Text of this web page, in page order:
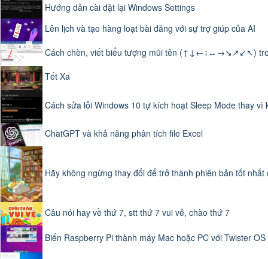
Hướng dẫn cài đặt lại Windows Settings
Lên lịch và tạo hàng loạt bài đăng với sự trợ giúp của AI
Cách chèn, viết biểu tượng mũi tên (↑↓←↕↔→↘↗↙↖)
Tết Xa
Cách sửa lỗi Windows 10 tự kích hoạt Sleep Mode thay vì
ChatGPT và khả năng phân tích file Excel
Hãy không ngừng thay đổi để trở thành phiên bản tốt nhất
Câu nói hay về thứ 7, stt thứ 7 vui vẻ, chào thứ 7
Biến Raspberry Pi thành máy Mac hoặc PC với Twister OS